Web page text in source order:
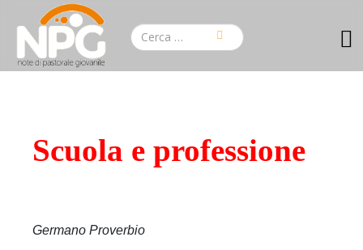
Scuola e professione
Germano Proverbio